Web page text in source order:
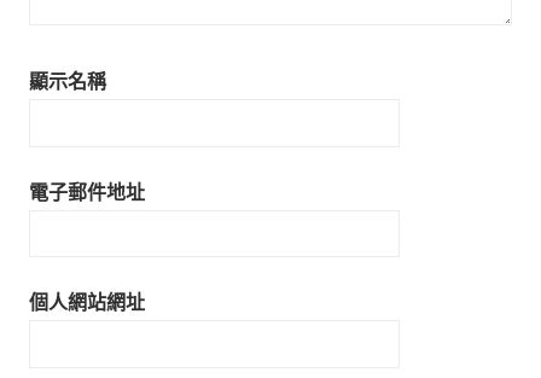
顯示名稱
電子郵件地址
個人網站網址